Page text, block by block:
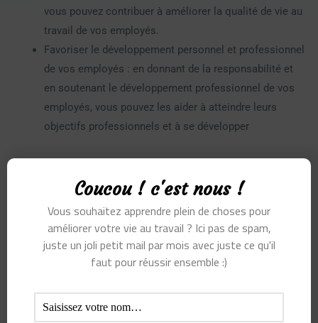
vous pouvez contribuer à améliorer la qualité de vie au
travail de vos employés.
Favoriser le développement personnel et professionnel
de vos employés : en donnant de la responsabilité et
en soutenant le développement professionnel de vos
employés, vous pouvez les aider à atteindre leurs
objectifs professionnels et à se développer
Management bienveillant, oui
mais pas seulement !
Coucou ! c'est nous !
Vous souhaitez apprendre plein de choses pour
améliorer votre vie au travail ? Ici pas de spam,
juste un joli petit mail par mois avec juste ce qu'il
faut pour réussir ensemble :)